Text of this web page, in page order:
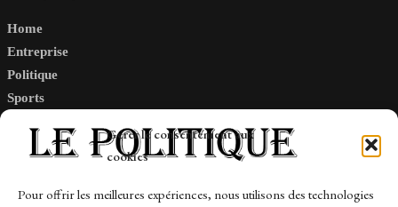
Gérer le consentement aux
cookies
Pour offrir les meilleures expériences, nous utilisons des technologies
Home
Entreprise
Politique
Sports